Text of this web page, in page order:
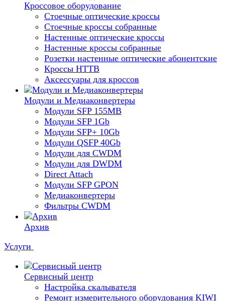
Кроссовое оборудование
Стоечные оптические кроссы
Стоечные кроссы собранные
Настенные оптические кроссы
Настенные кроссы собранные
Розетки настенные оптические абонентские
Кроссы HTTB
Аксессуары для кроссов
Модули и Медиаконвертеры
Модули SFP 155MB
Модули SFP 1Gb
Модули SFP+ 10Gb
Модули QSFP 40Gb
Модули для CWDM
Модули для DWDM
Direct Attach
Модули SFP GPON
Медиаконвертеры
Фильтры CWDM
Архив
Услуги
Сервисный центр
Настройка скалывателя
Ремонт измерительного оборудования KIWI